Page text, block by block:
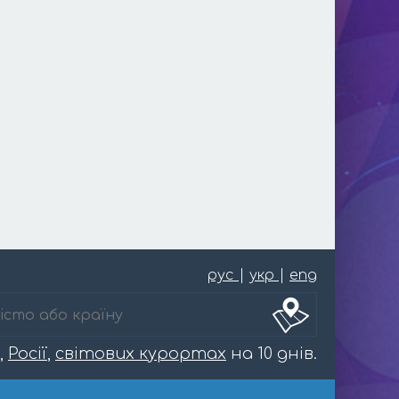
рус укр eng
, Росії, світових курортах на 10 днів.